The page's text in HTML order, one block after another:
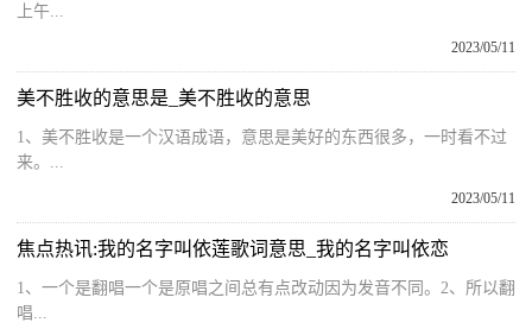
上午...
2023/05/11
美不胜收的意思是_美不胜收的意思
1、美不胜收是一个汉语成语，意思是美好的东西很多，一时看不过
来。...
2023/05/11
焦点热讯:我的名字叫依莲歌词意思_我的名字叫依恋
1、一个是翻唱一个是原唱之间总有点改动因为发音不同。2、所以翻
唱...